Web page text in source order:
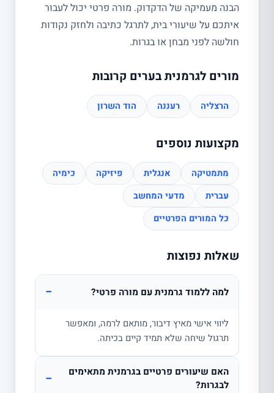
הבנה מעמיקה של הדקדוק. מורה פרטי יכול לעבור
איתכם על שיעורי בית, לתרגל כתיבה ולחזק נקודות
חולשה לפני מבחן או בגרות.
מורים לגרמנית בערים קרובות
הרצליה רעננה הוד השרון
מקצועות נוספים
מתמטיקה אנגלית פיזיקה
כימיה
עברית
מדעי המחשב
כל המורים הפרטיים
שאלות נפוצות
למה ללמוד גרמנית עם מורה פרטי? −
ליווי אישי מאיץ דיבור, מותאם לרמה, ומאפשר
תרגול שיחה שלא תמיד קיים בכיתה.
האם שיעורים פרטיים בגרמנית מתאימים
לבגרות?
−